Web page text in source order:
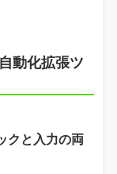
動化拡張ツ
クと入力の両